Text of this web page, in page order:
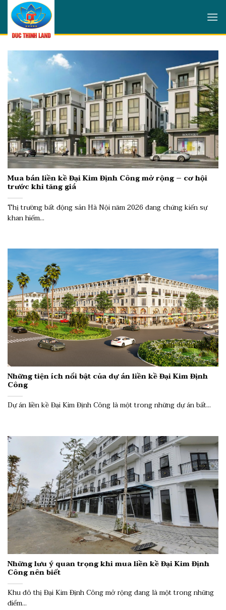
Skip
content
Mua bán liền kề Đại Kim Định Công mở rộng – cơ hội
trước khi tăng giá
Thị trường bất động sản Hà Nội năm 2026 đang chứng kiến sự
khan hiếm...
Những tiện ích nổi bật của dự án liền kề Đại Kim Định
Công
Dự án liền kề Đại Kim Định Công là một trong những dự án bất...
Những lưu ý quan trọng khi mua liền kề Đại Kim Định
Công nên biết
Khu đô thị Đại Kim Định Công mở rộng đang là một trong những
điểm...